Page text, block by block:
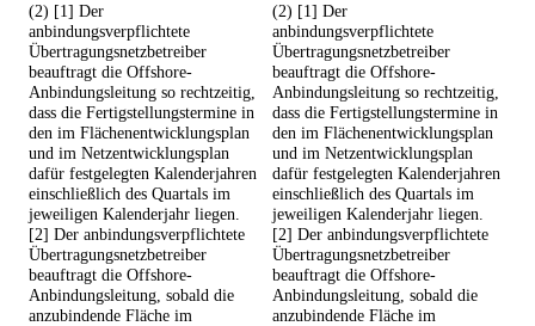
(2) [1] Der
anbindungsverpflichtete
Übertragungsnetzbetreiber
beauftragt die Offshore-
Anbindungsleitung so rechtzeitig,
dass die Fertigstellungstermine in
den im Flächenentwicklungsplan
und im Netzentwicklungsplan
dafür festgelegten Kalenderjahren
einschließlich des Quartals im
jeweiligen Kalenderjahr liegen.
[2] Der anbindungsverpflichtete
Übertragungsnetzbetreiber
beauftragt die Offshore-
Anbindungsleitung, sobald die
anzubindende Fläche im
(2) [1] Der
anbindungsverpflichtete
Übertragungsnetzbetreiber
beauftragt die Offshore-
Anbindungsleitung so rechtzeitig,
dass die Fertigstellungstermine in
den im Flächenentwicklungsplan
und im Netzentwicklungsplan
dafür festgelegten Kalenderjahren
einschließlich des Quartals im
jeweiligen Kalenderjahr liegen.
[2] Der anbindungsverpflichtete
Übertragungsnetzbetreiber
beauftragt die Offshore-
Anbindungsleitung, sobald die
anzubindende Fläche im